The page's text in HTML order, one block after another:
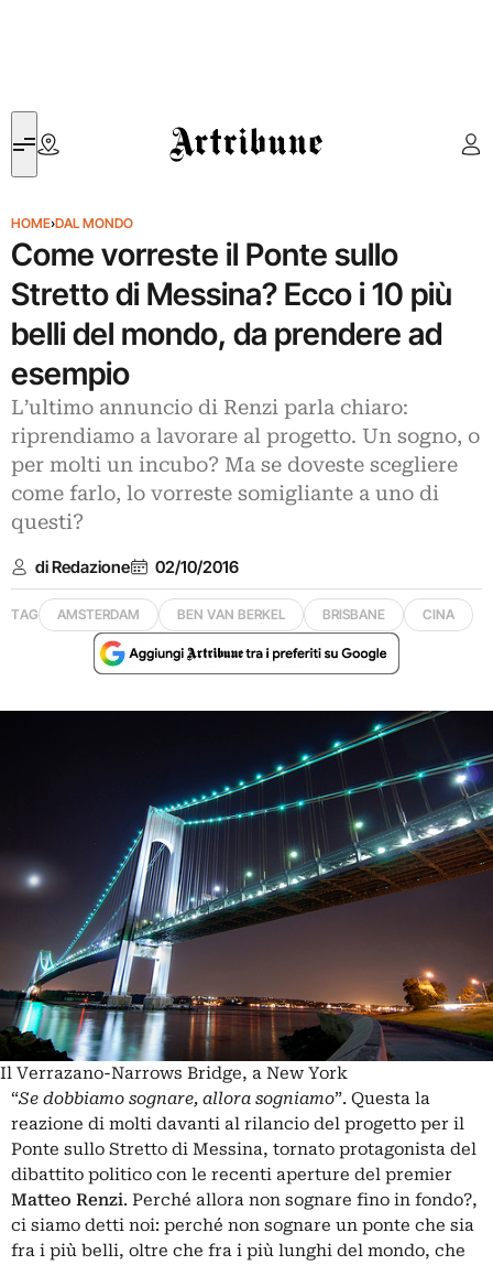
Artribune
HOME›DAL MONDO
Come vorreste il Ponte sullo
Stretto di Messina? Ecco i 10 più
belli del mondo, da prendere ad
esempio
L’ultimo annuncio di Renzi parla chiaro:
riprendiamo a lavorare al progetto. Un sogno, o
per molti un incubo? Ma se doveste scegliere
come farlo, lo vorreste somigliante a uno di
questi?
di Redazione 02/10/2016
TAG AMSTERDAM BEN VAN BERKEL BRISBANE CINA
Il Verrazano-Narrows Bridge, a New York
“Se dobbiamo sognare, allora sogniamo”. Questa la
reazione di molti davanti al rilancio del progetto per il
Ponte sullo Stretto di Messina, tornato protagonista del
dibattito politico con le recenti aperture del premier
Matteo Renzi. Perché allora non sognare fino in fondo?,
ci siamo detti noi: perché non sognare un ponte che sia
fra i più belli, oltre che fra i più lunghi del mondo, che